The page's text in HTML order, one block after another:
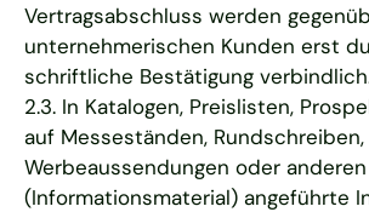
Vertragsabschluss werden
unternehmerischen Kunden erst
schriftliche Bestätigung
2.3. In Katalogen, Preislisten,
auf Messeständen, Rundschreiben,
Werbeaussendungen oder
(Informationsmaterial) angeführte